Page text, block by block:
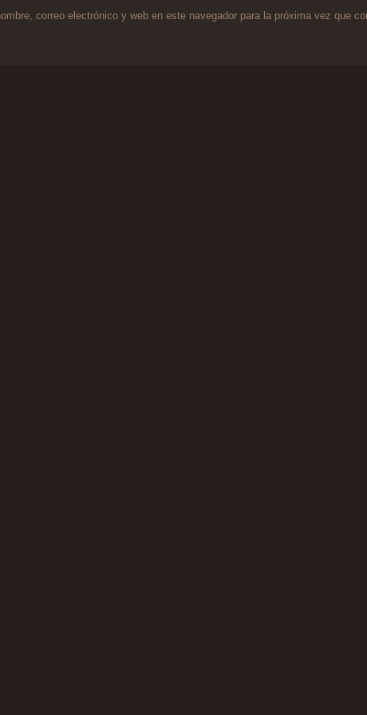
correo electrónico y web en este navegador para la próxima vez que